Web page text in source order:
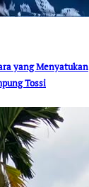
yang Menyatukan
Tossi